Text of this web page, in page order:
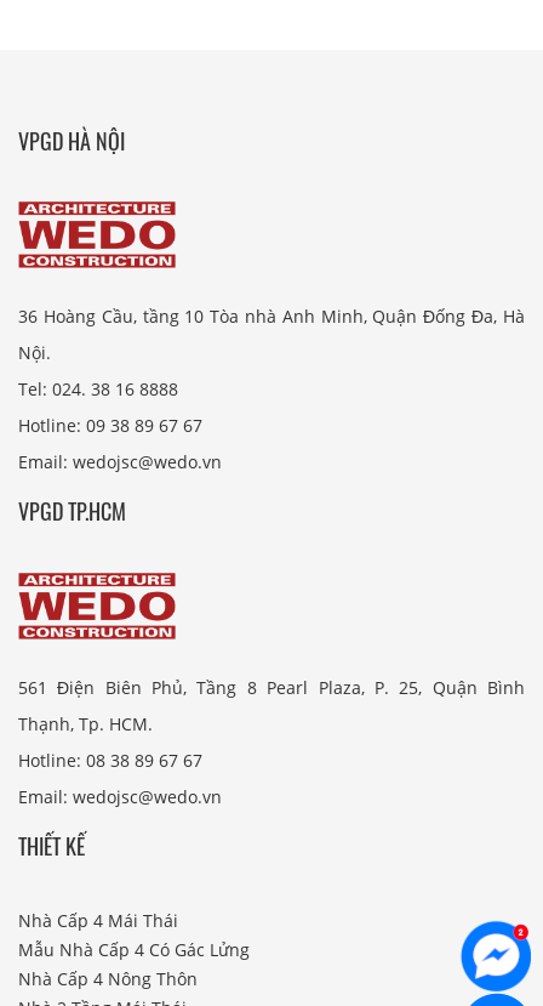
VPGD HÀ NỘI
36 Hoàng Cầu, tầng 10 Tòa nhà Anh Minh, Quận Đống Đa, Hà
Nội.
Tel: 024. 38 16 8888
Hotline: 09 38 89 67 67
Email: wedojsc@wedo.vn
VPGD TP.HCM
561 Điện Biên Phủ, Tầng 8 Pearl Plaza, P. 25, Quận Bình
Thạnh, Tp. HCM.
Hotline: 08 38 89 67 67
Email: wedojsc@wedo.vn
THIẾT KẾ
Nhà Cấp 4 Mái Thái
Mẫu Nhà Cấp 4 Có Gác Lửng
Nhà Cấp 4 Nông Thôn